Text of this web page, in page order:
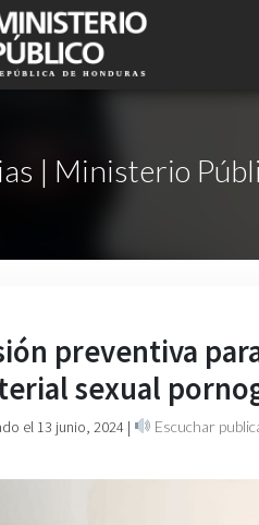
| Ministerio
preventiva
sexual
el 13 junio, 2024 | Escuchar